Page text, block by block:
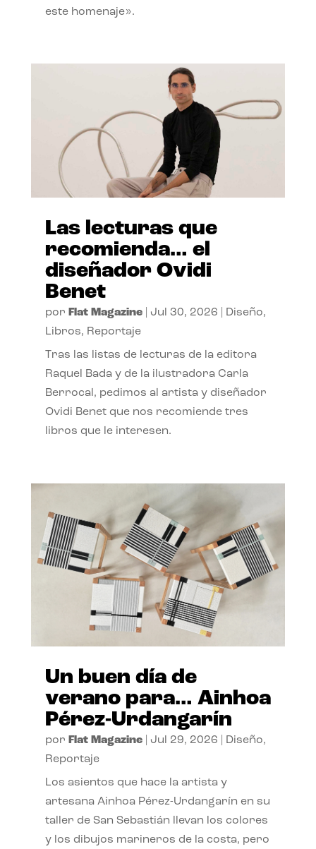
este homenaje».
Las lecturas que
recomienda… el
diseñador Ovidi
Benet
por Flat Magazine| Jul 30, 2026 Diseño,
Libros, Reportaje
Tras las listas de lecturas de la editora
Raquel Bada y de la ilustradora Carla
Berrocal, pedimos al artista y diseñador
Ovidi Benet que nos recomiende tres
libros que le interesen.
Un buen día de
verano para… Ainhoa
Pérez-Urdangarín
por Flat Magazine| Jul 29, 2026 Diseño,
Reportaje
Los asientos que hace la artista y
artesana Ainhoa Pérez-Urdangarín en su
taller de San Sebastián llevan los colores
y los dibujos marineros de la costa, pero